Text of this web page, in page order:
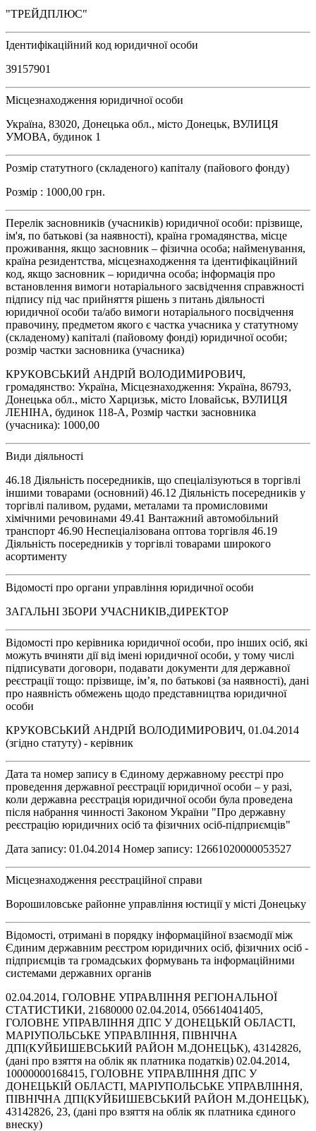
"ТРЕЙДПЛЮС"
Ідентифікаційний код юридичної особи
39157901
Місцезнаходження юридичної особи
Україна, 83020, Донецька обл., місто Донецьк, ВУЛИЦЯ
УМОВА, будинок 1
Розмір статутного (складеного) капіталу (пайового фонду)
Розмір : 1000,00 грн.
Перелік засновників (учасників) юридичної особи: прізвище,
ім'я, по батькові (за наявності), країна громадянства, місце
проживання, якщо засновник – фізична особа; найменування,
країна резидентства, місцезнаходження та ідентифікаційний
код, якщо засновник – юридична особа; інформація про
встановлення вимоги нотаріального засвідчення справжності
підпису під час прийняття рішень з питань діяльності
юридичної особи та/або вимоги нотаріального посвідчення
правочину, предметом якого є частка учасника у статутному
(складеному) капіталі (пайовому фонді) юридичної особи;
розмір частки засновника (учасника)
КРУКОВСЬКИЙ АНДРІЙ ВОЛОДИМИРОВИЧ,
громадянство: Україна, Місцезнаходження: Україна, 86793,
Донецька обл., місто Харцизьк, місто Іловайськ, ВУЛИЦЯ
ЛЕНІНА, будинок 118-А, Розмір частки засновника
(учасника): 1000,00
Види діяльності
46.18 Діяльність посередників, що спеціалізуються в торгівлі
іншими товарами (основний) 46.12 Діяльність посередників у
торгівлі паливом, рудами, металами та промисловими
хімічними речовинами 49.41 Вантажний автомобільний
транспорт 46.90 Неспеціалізована оптова торгівля 46.19
Діяльність посередників у торгівлі товарами широкого
асортименту
Відомості про органи управління юридичної особи
ЗАГАЛЬНІ ЗБОРИ УЧАСНИКІВ,ДИРЕКТОР
Відомості про керівника юридичної особи, про інших осіб, які
можуть вчиняти дії від імені юридичної особи, у тому числі
підписувати договори, подавати документи для державної
реєстрації тощо: прізвище, ім’я, по батькові (за наявності), дані
про наявність обмежень щодо представництва юридичної
особи
КРУКОВСЬКИЙ АНДРІЙ ВОЛОДИМИРОВИЧ, 01.04.2014
(згідно статуту) - керівник
Дата та номер запису в Єдиному державному реєстрі про
проведення державної реєстрації юридичної особи – у разі,
коли державна реєстрація юридичної особи була проведена
після набрання чинності Законом України "Про державну
реєстрацію юридичних осіб та фізичних осіб-підприємців"
Дата запису: 01.04.2014 Номер запису: 12661020000053527
Місцезнаходження реєстраційної справи
Ворошиловське районне управління юстиції у місті Донецьку
Відомості, отримані в порядку інформаційної взаємодії між
Єдиним державним реєстром юридичних осіб, фізичних осіб -
підприємців та громадських формувань та інформаційними
системами державних органів
02.04.2014, ГОЛОВНЕ УПРАВЛІННЯ РЕГІОНАЛЬНОЇ
СТАТИСТИКИ, 21680000 02.04.2014, 056614041405,
ГОЛОВНЕ УПРАВЛІННЯ ДПС У ДОНЕЦЬКІЙ ОБЛАСТІ,
МАРІУПОЛЬСЬКЕ УПРАВЛІННЯ, ПІВНІЧНА
ДПІ(КУЙБИШЕВСЬКИЙ РАЙОН М.ДОНЕЦЬК), 43142826,
(дані про взяття на облік як платника податків) 02.04.2014,
10000000168415, ГОЛОВНЕ УПРАВЛІННЯ ДПС У
ДОНЕЦЬКІЙ ОБЛАСТІ, МАРІУПОЛЬСЬКЕ УПРАВЛІННЯ,
ПІВНІЧНА ДПІ(КУЙБИШЕВСЬКИЙ РАЙОН М.ДОНЕЦЬК),
43142826, 23, (дані про взяття на облік як платника єдиного
внеску)